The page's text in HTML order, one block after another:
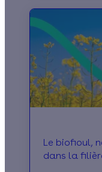
Le biofioul,
dans la